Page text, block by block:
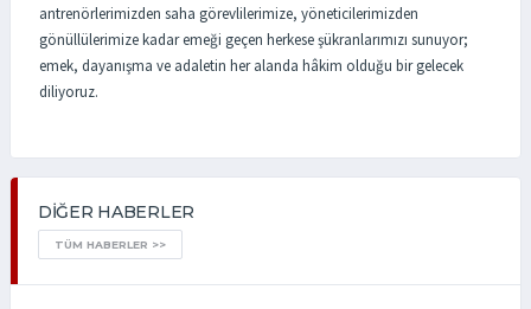
antrenörlerimizden saha görevlilerimize, yöneticilerimizden
gönüllülerimize kadar emeği geçen herkese şükranlarımızı sunuyor;
emek, dayanışma ve adaletin her alanda hâkim olduğu bir gelecek
diliyoruz.
DIĞER HABERLER
TÜM HABERLER >>